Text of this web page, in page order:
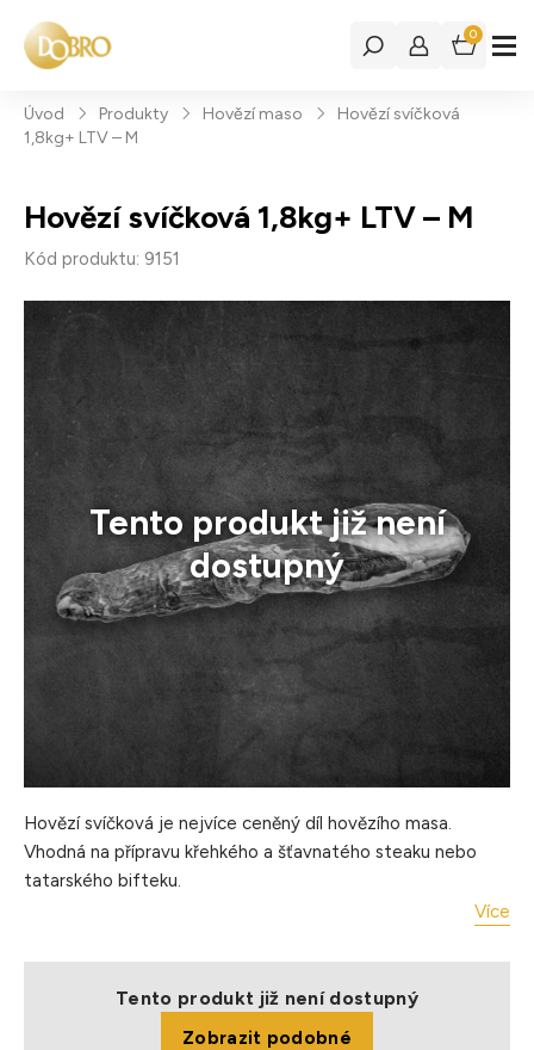
0
Úvod Produkty Hovězí maso
Hovězí svíčková
1,8kg+ LTV – M
Hovězí svíčková 1,8kg+ LTV – M
Kód produktu: 9151
Tento produkt již není
dostupný
Hovězí svíčková je nejvíce ceněný díl hovězího masa.
Vhodná na přípravu křehkého a šťavnatého steaku nebo
tatarského bifteku.
Hmotnost balení: cca 2 kg
Balení: chlazené, jednotlivě balené, vakuované
Skladování: Uchovávejte při teplotě 0–4 °C
Více
Tento produkt již není dostupný
Zobrazit podobné